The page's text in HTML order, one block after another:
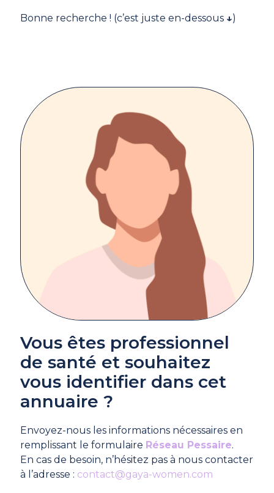
Bonne recherche ! (c’est juste en-dessous ↓)
Vous êtes professionnel
de santé et souhaitez
vous identifier dans cet
annuaire ?
Envoyez-nous les informations nécessaires en
remplissant le formulaire Réseau Pessaire.
En cas de besoin, n’hésitez pas à nous contacter
à l’adresse : contact@gaya-women.com